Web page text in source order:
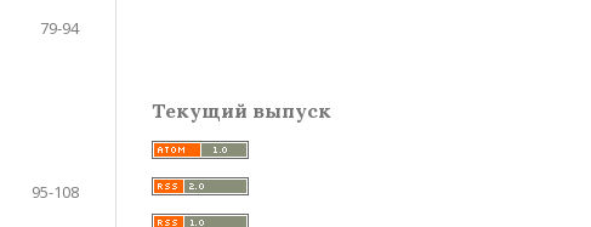
79-94
95-108
Текущий выпуск